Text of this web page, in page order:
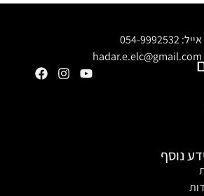
אייל: 054-9992532
hadar.e.elc@gmail.com
נוסף